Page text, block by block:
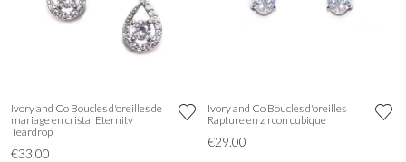
Ivory and Co Boucles d'oreilles de
mariage en cristal Eternity
Teardrop
€33.00
Ivory and Co Boucles d'oreilles
Rapture en zircon cubique
€29.00